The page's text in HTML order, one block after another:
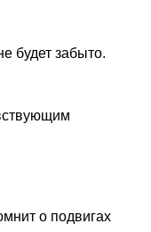
будет забыто.
о подвигах